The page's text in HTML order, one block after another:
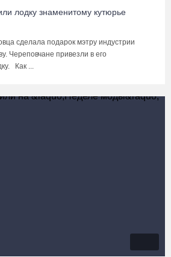
лодку знаменитому кутюрье
сделала подарок мэтру индустрии
Череповчане привезли в его
Как ...